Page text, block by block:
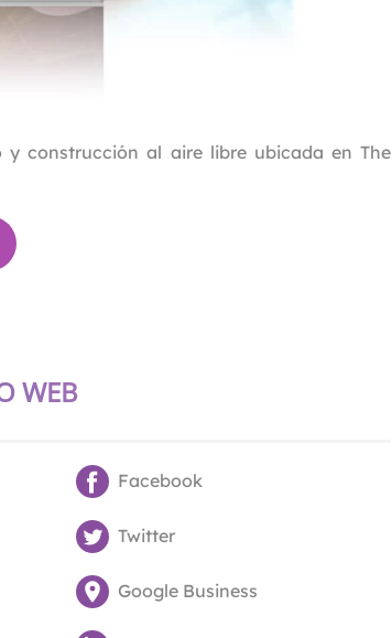
y construcción al aire libre ubicada en The
WEB
Facebook
Twitter
Google Business